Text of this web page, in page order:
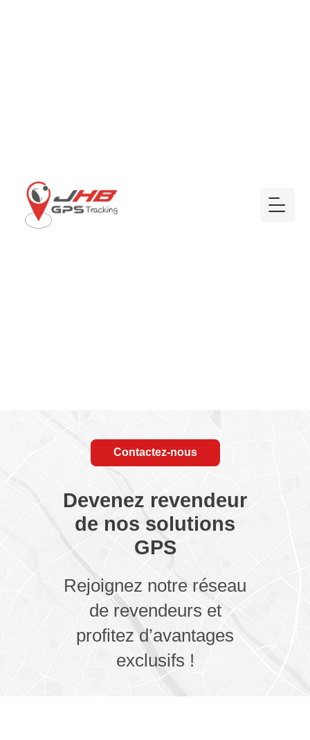
Contactez-nous
Devenez revendeur
de nos solutions
GPS
Rejoignez notre réseau
de revendeurs et
profitez d’avantages
exclusifs !